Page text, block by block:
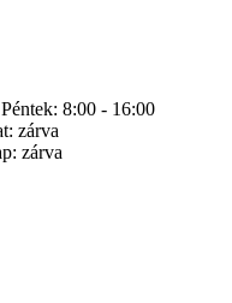
8:00 - 16:00
zárva
zárva